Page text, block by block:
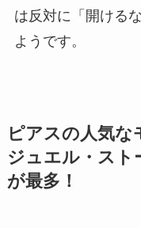
は反対に「開ける
ようです。
ピアスの人気な
ジュエル・スト
が最多！